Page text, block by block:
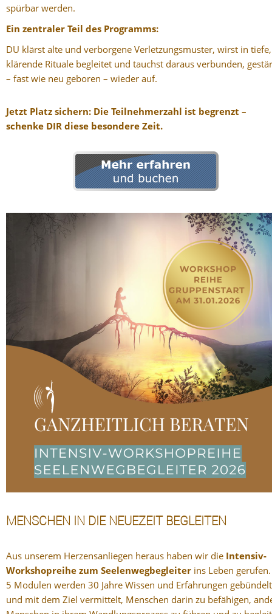
spürbar werden.
Ein zentraler Teil des Programms:
DU klärst alte und verborgene Verletzungsmuster, wirst in tiefe,
klärende Rituale begleitet und tauchst daraus verbunden,
– fast wie neu geboren – wieder auf.
Jetzt Platz sichern: Die Teilnehmerzahl ist begrenzt –
schenke DIR diese besondere Zeit.
MENSCHEN IN DIE NEUEZEIT BEGLEITEN
Aus unserem Herzensanliegen heraus haben wir die Intensiv-
Workshopreihe zum Seelenwegbegleiter ins Leben
5 Modulen werden 30 Jahre Wissen und Erfahrungen gebündelt
und mit dem Ziel vermittelt, Menschen darin zu befähigen,